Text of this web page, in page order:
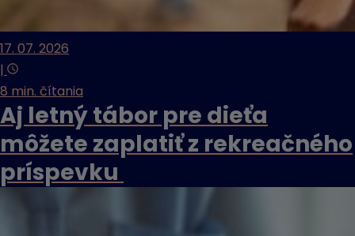
17. 07. 2026
|
8 min. čítania
Aj letný tábor pre dieťa
môžete zaplatiť z rekreačného
príspevku